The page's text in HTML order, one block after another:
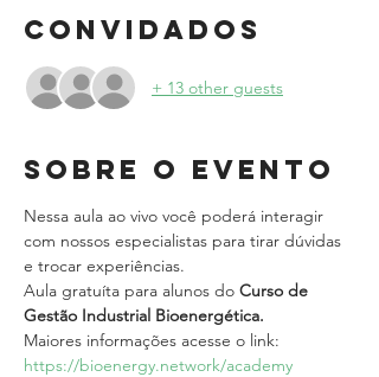
Convidados
+ 13 other guests
Sobre o evento
Nessa aula ao vivo você poderá interagir
com nossos especialistas para tirar dúvidas
e trocar experiências.
Aula gratuíta para alunos do Curso de
Gestão Industrial Bioenergética.
Maiores informações acesse o link:
https://bioenergy.network/academy